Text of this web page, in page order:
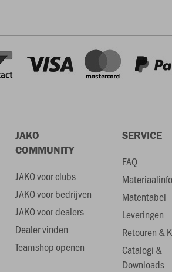
JAKO
COMMUNITY
JAKO voor clubs
JAKO voor bedrijven
JAKO voor dealers
Dealer vinden
Teamshop openen
SERVICE
FAQ
Materiaalinfo
Matentabel
Leveringen
Retouren &
Catalogi &
Downloads